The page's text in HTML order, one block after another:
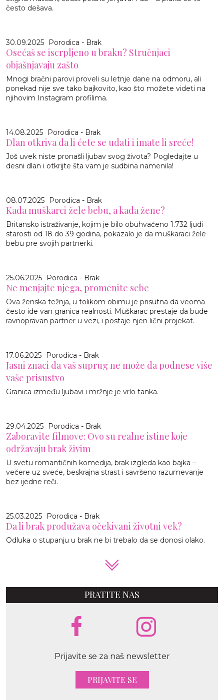
često dešava.
30.09.2025 Porodica - Brak
Osećaš se iscrpljeno u braku? Stručnjaci
objašnjavaju zašto
Mnogi bračni parovi proveli su letnje dane na odmoru, ali
ponekad nije sve tako bajkovito, kao što možete videti na
njihovim Instagram profilima.
14.08.2025 Porodica - Brak
Dlan otkriva da li ćete se udati i imate li sreće!
Još uvek niste pronašli ljubav svog života? Pogledajte u
desni dlan i otkrijte šta vam je sudbina namenila!
08.07.2025 Porodica - Brak
Kada muškarci žele bebu, a kada žene?
Britansko istraživanje, kojim je bilo obuhvaćeno 1.732 ljudi
starosti od 18 do 39 godina, pokazalo je da muškaraci žele
bebu pre svojih partnerki.
25.06.2025 Porodica - Brak
Ne menjajte njega, promenite sebe
Ova ženska težnja, u tolikom obimu je prisutna da veoma
često ide van granica realnosti. Muškarac prestaje da bude
ravnopravan partner u vezi, i postaje njen lični projekat.
17.06.2025 Porodica - Brak
Jasni znaci da vaš suprug ne može da podnese više
vaše prisustvo
Granica između ljubavi i mržnje je vrlo tanka.
29.04.2025 Porodica - Brak
Zaboravite filmove: Ovo su realne istine koje
održavaju brak živim
U svetu romantičnih komedija, brak izgleda kao bajka –
večere uz sveće, beskrajna strast i savršeno razumevanje
bez ijedne reči.
25.03.2025 Porodica - Brak
Da li brak produžava očekivani životni vek?
Odluka o stupanju u brak ne bi trebalo da se donosi olako.
PRATITE NAS
Prijavite se za naš newsletter
PRIJAVITE SE